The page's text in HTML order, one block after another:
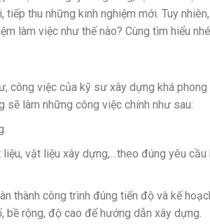
thu những kinh nghiệm mới. Tuy
làm việc như thế nào? Cùng tìm hiểu
công việc của kỹ sư xây dựng khá phong
sẽ làm những công việc chính như sau:
vật liệu xây dựng,…theo đúng yêu cầu
thành công trình đúng tiến độ và kế
rộng, độ cao để hướng dẫn xây dựng.